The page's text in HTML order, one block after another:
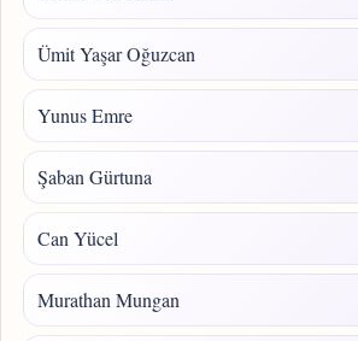
Ümit Yaşar Oğuzcan
Yunus Emre
Şaban Gürtuna
Can Yücel
Murathan Mungan